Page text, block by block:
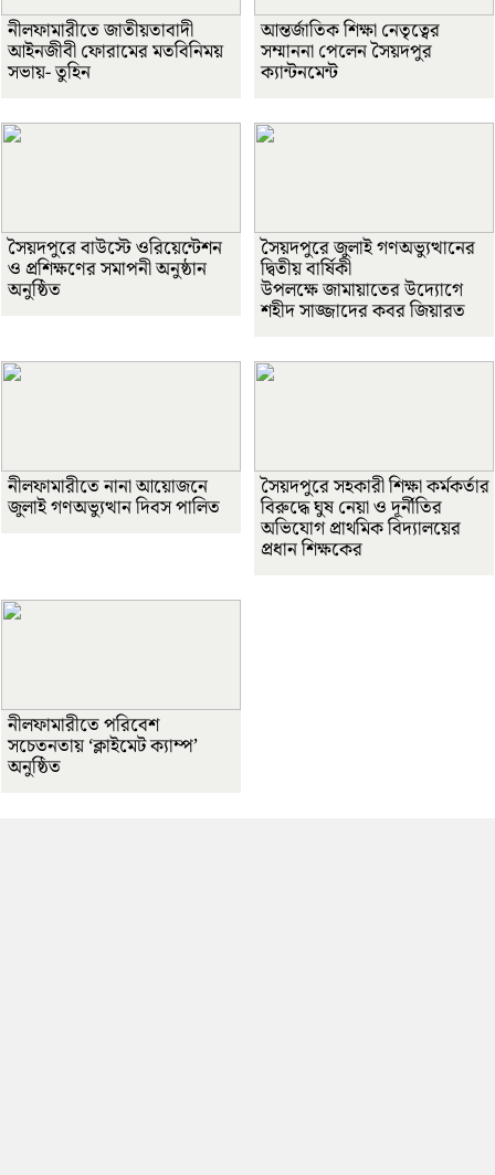
নীলফামারীতে জাতীয়তাবাদী
আইনজীবী ফোরামের মতবিনিময়
সভায়- তুহিন
আন্তর্জাতিক শিক্ষা নেতৃত্বের
সম্মাননা পেলেন সৈয়দপুর
ক্যান্টনমেন্ট
সৈয়দপুরে বাউস্টে ওরিয়েন্টেশন
ও প্রশিক্ষণের সমাপনী অনুষ্ঠান
অনুষ্ঠিত
সৈয়দপুরে জুলাই গণঅভ্যুত্থানের
দ্বিতীয় বার্ষিকী
উপলক্ষে জামায়াতের উদ্যোগে
শহীদ সাজ্জাদের কবর জিয়ারত
নীলফামারীতে নানা আয়োজনে
জুলাই গণঅভ্যুত্থান দিবস পালিত
সৈয়দপুরে সহকারী শিক্ষা কর্মকর্তার
বিরুদ্ধে ঘুষ নেয়া ও দূর্নীতির
অভিযোগ প্রাথমিক বিদ্যালয়ের
প্রধান শিক্ষকের
নীলফামারীতে পরিবেশ
সচেতনতায় ‘ক্লাইমেট ক্যাম্প’
অনুষ্ঠিত